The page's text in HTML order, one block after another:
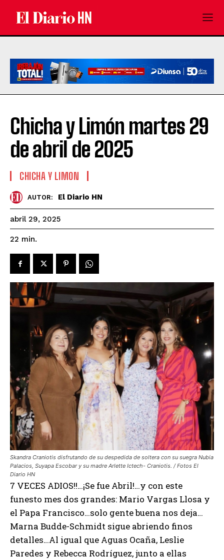
Chicha y Limón martes 29
de abril de 2025
CHICHA Y LIMON
AUTOR: El Diario HN
abril 29, 2025
22 min.
Skandra Craniotis disfrutando de su despedida de soltera con su suegra Nubia
Palacios, Suyapa Escobar y su madre Arlette Ictech- Craniotis. / Fotos El
Diario HN
7 VECES ADIOS!!…¡Se fue Abril!…y con este
funesto mes dos grandes: Mario Vargas Llosa y
el Papa Francisco…solo gente buena nos deja…
Marna Budde-Schmidt sigue abriendo finos
detalles…Al igual que Aguas Ocaña, Leslie
Paredes y Rebecca Rodríguez, junto a ellas